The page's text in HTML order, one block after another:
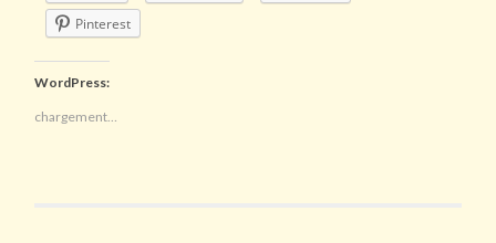
Pinterest
WordPress:
chargement…